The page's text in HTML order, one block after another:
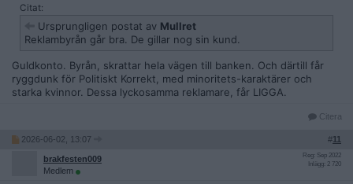
Citat:
Ursprungligen postat av Mullret
Reklambyrån går bra. De gillar nog sin kund.
Guldkonto. Byrån, skrattar hela vägen till banken. Och därtill får
ryggdunk för Politiskt Korrekt, med minoritets-karaktärer och
starka kvinnor. Dessa lyckosamma reklamare, får LIGGA.
Citera
2026-06-02, 13:07 #11
brakfesten009
Medlem
Reg: Sep 2022
Inlägg: 2 720